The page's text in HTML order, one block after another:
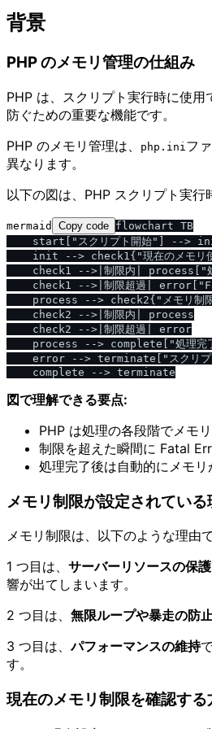
背景
PHP のメモリ管理の仕組み
PHP は、スクリプト実行時に使
防ぐための重要な機能です。
PHP のメモリ管理は、
php.ini フ
異なります。
以下の図は、PHP スクリプト実行
mermaid Copy code flowchart TB
start["スクリプト開始"] -->
init --> check1{"現在のメモリ
check1 -->|制限内| process["処
check1 -->|制限超過|
process --> check2{"メモリ制
    check2 -->|制限内| process
    check2 -->|制限超過| error
process --> complete["処理完
error --> terminate["スクリプ
図で理解できる要点:
PHP は処理の各段階でメモ
制限を超えた瞬間に Fatal
処理完了後は自動的にメモ
メモリ制限が設定されている
メモリ制限は、以下のような理由
1 つ目は、 サーバーリソースの保護
響が出てしまいます。
2 つ目は、 無限ループや暴走の防
3 つ目は、パフォーマンスの維持
す。
現在のメモリ制限を確認する